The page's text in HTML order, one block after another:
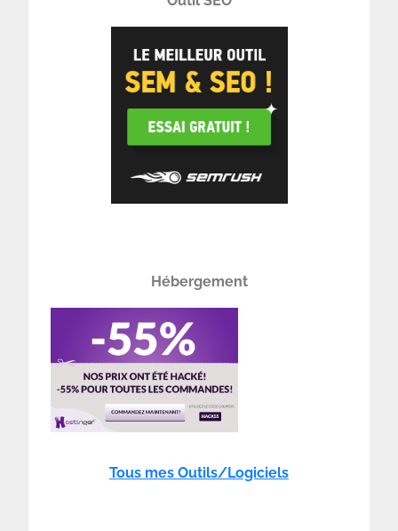
Hébergement
Tous mes Outils/Logiciels